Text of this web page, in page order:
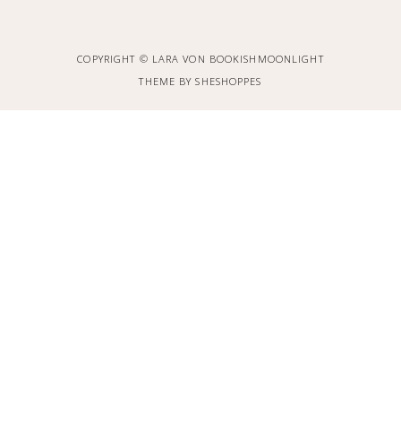
COPYRIGHT © LARA VON BOOKISHMOONLIGHT
THEME BYSHESHOPPES